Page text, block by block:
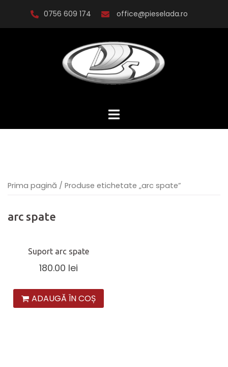
0756 609 174 office@pieselada.ro
Prima pagină / Produse etichetate „arc spate”
arc spate
Suport arc spate
180.00 lei
ADAUGĂ ÎN COȘ